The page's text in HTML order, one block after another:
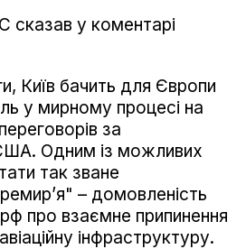
сказав у коментарі
Київ бачить для Європи
у мирному процесі на
за
Одним із можливих
так зване
– домовленість
про взаємне припинення
інфраструктуру.